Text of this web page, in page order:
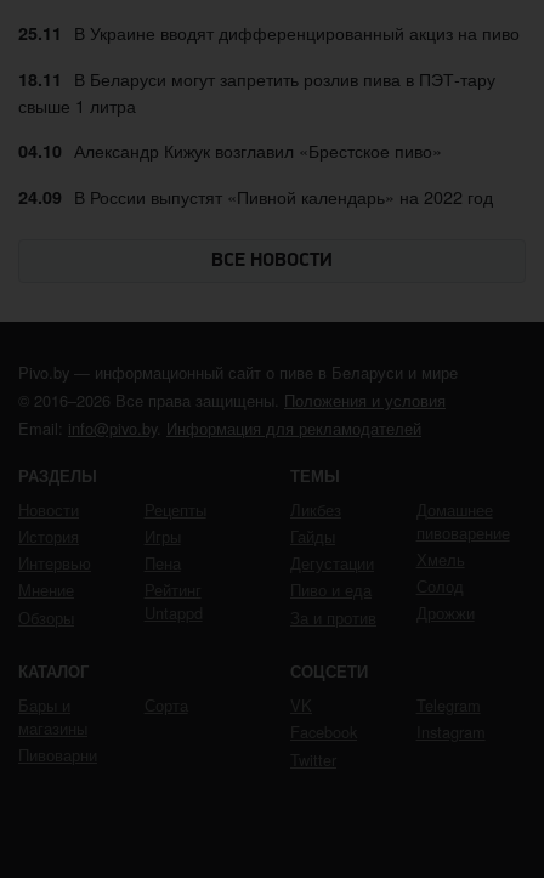
25.11 В Украине вводят дифференцированный акциз на пиво
18.11
В Беларуси могут запретить розлив пива в ПЭТ-тару
свыше 1 литра
04.10 Александр Кижук возглавил «Брестское пиво»
24.09 В России выпустят «Пивной календарь» на 2022 год
ВСЕ НОВОСТИ
Pivo.by — информационный сайт о пиве в Беларуси и мире
© 2016–2026 Все права защищены. Положения и условия
Email: info@pivo.by. Информация для рекламодателей
РАЗДЕЛЫ ТЕМЫ
КАТАЛОГ СОЦСЕТИ